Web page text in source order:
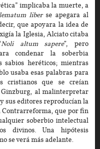
implicaba la muerte, a
liberse apegara al
que apoyara la idea de
la Iglesia, Alciato citaba
Noli altum sapere”, pero
condenar la soberbia
heréticos; mientras
usaba esas palabras para
cristianos que se creían
Ginzburg, al malinterpretar
sus editores reproducían la
Contrarreforma, que por fin
soberbio intelectual
divinos. Una hipótesis
se verá más adelante.